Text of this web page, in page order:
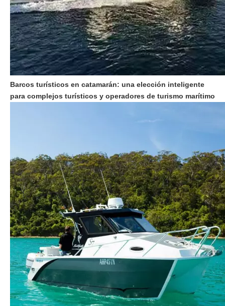
Barcos turísticos en catamarán: una elección inteligente
para complejos turísticos y operadores de turismo marítimo